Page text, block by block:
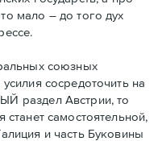
мало – до того дух
союзных
сосредоточить на
раздел Австрии, то
станет самостоятельной,
и часть Буковины